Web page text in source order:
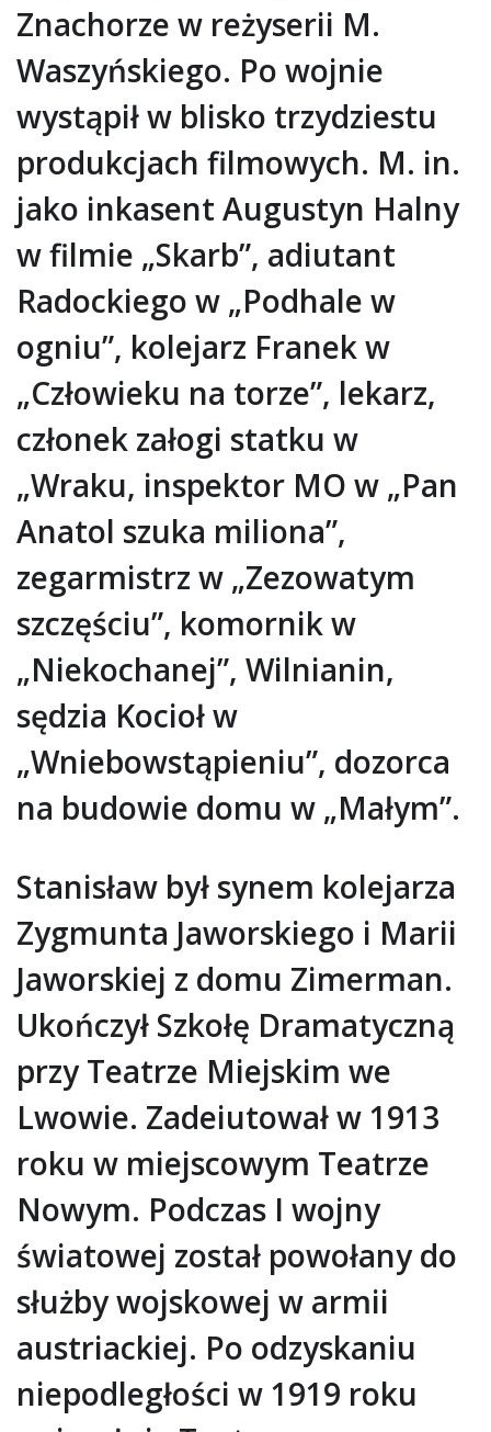
Znachorze w reżyserii M.
Waszyńskiego. Po wojnie
wystąpił w blisko trzydziestu
produkcjach filmowych. M. in.
jako inkasent Augustyn Halny
w filmie „Skarb”, adiutant
Radockiego w „Podhale w
ogniu”, kolejarz Franek w
„Człowieku na torze”, lekarz,
członek załogi statku w
„Wraku, inspektor MO w „Pan
Anatol szuka miliona”,
zegarmistrz w „Zezowatym
szczęściu”, komornik w
„Niekochanej”, Wilnianin,
sędzia Kocioł w
„Wniebowstąpieniu”, dozorca
na budowie domu w „Małym”.
Stanisław był synem kolejarza
Zygmunta Jaworskiego i Marii
Jaworskiej z domu Zimerman.
Ukończył Szkołę Dramatyczną
przy Teatrze Miejskim we
Lwowie. Zadeiutował w 1913
roku w miejscowym Teatrze
Nowym. Podczas I wojny
światowej został powołany do
służby wojskowej w armii
austriackiej. Po odzyskaniu
niepodległości w 1919 roku